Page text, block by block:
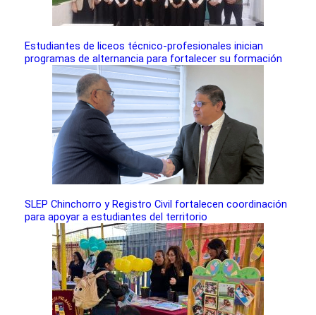
Estudiantes de liceos técnico-profesionales inician
programas de alternancia para fortalecer su formación
SLEP Chinchorro y Registro Civil fortalecen coordinación
para apoyar a estudiantes del territorio